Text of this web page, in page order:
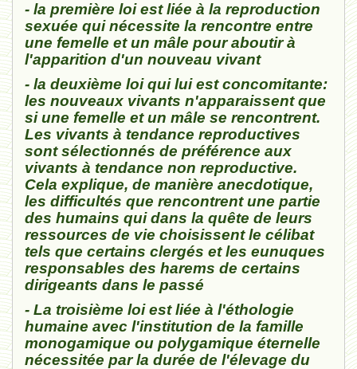
- la première loi est liée à la reproduction
sexuée qui nécessite la rencontre entre
une femelle et un mâle pour aboutir à
l'apparition d'un nouveau vivant
- la deuxième loi qui lui est concomitante:
les nouveaux vivants n'apparaissent que
si une femelle et un mâle se rencontrent.
Les vivants à tendance reproductives
sont sélectionnés de préférence aux
vivants à tendance non reproductive.
Cela explique, de manière anecdotique,
les difficultés que rencontrent une partie
des humains qui dans la quête de leurs
ressources de vie choisissent le célibat
tels que certains clergés et les eunuques
responsables des harems de certains
dirigeants dans le passé
- La troisième loi est liée à l'éthologie
humaine avec l'institution de la famille
monogamique ou polygamique éternelle
nécessitée par la durée de l'élevage du